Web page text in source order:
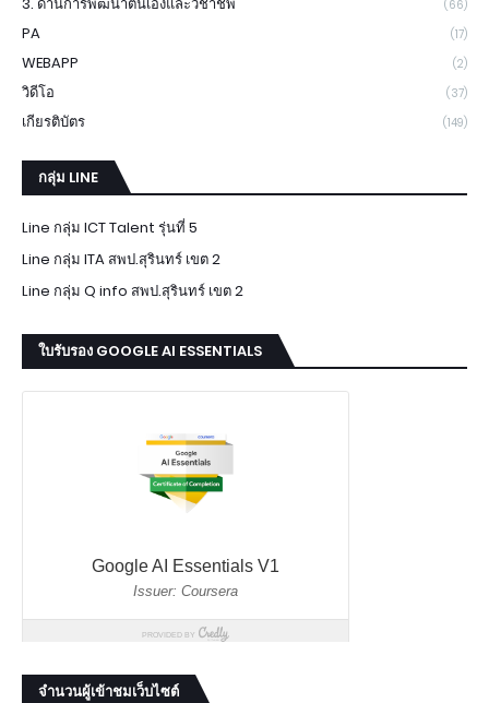
(66)
PA (17)
WEBAPP (2)
วิดีโอ (37)
เกียรติบัตร (149)
กลุ่ม LINE
Line กลุ่ม ICT Talent รุ่นที่ 5
Line กลุ่ม ITA สพป.สุรินทร์ เขต 2
Line กลุ่ม Q info สพป.สุรินทร์ เขต 2
ใบรับรอง GOOGLE AI ESSENTIALS
จำนวนผู้เข้าชมเว็บไซต์